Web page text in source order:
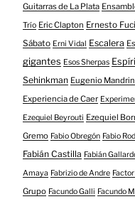
Guitarras de La Plata
Trío Eric Clapton Ernesto
Sábato Erni Vidal Escalera
gigantes Esos Sherpas
Sehinkman Eugenio
Experiencia de Caer
Ezequiel Beyrouti Ezequiel
Gremo Fabio Obregón Fabio
Fabián Castilla Fabián
Amaya Fabrizio de Andre
Grupo Facundo Galli Facundo